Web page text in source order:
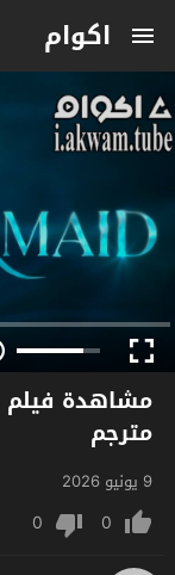
اكوام
مترجم
9 يونيو 2026
0
0